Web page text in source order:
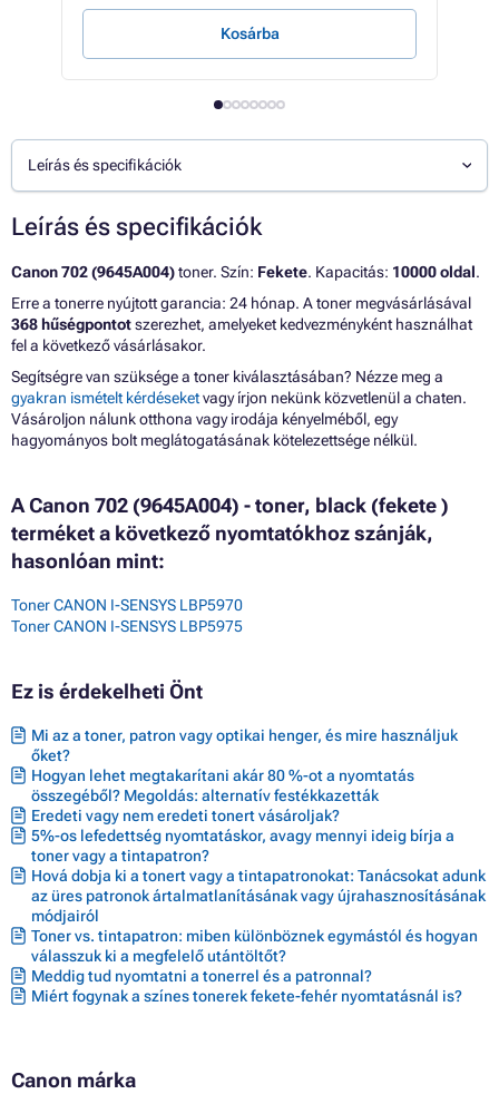
Kosárba
Leírás és specifikációk
Leírás és specifikációk
Canon 702 (9645A004)toner. Szín: Fekete. Kapacitás: 10000 oldal.
Erre a tonerre nyújtott garancia: 24 hónap. A toner megvásárlásával
368 hűségpontotszerezhet, amelyeket kedvezményként használhat
fel a következő vásárlásakor.
Segítségre van szüksége a toner kiválasztásában? Nézze meg a
gyakran ismételt kérdéseketvagy írjon nekünk közvetlenül a chaten.
Vásároljon nálunk otthona vagy irodája kényelméből, egy
hagyományos bolt meglátogatásának kötelezettsége nélkül.
A Canon 702 (9645A004) - toner, black (fekete )
terméket a következő nyomtatókhoz szánják,
hasonlóan mint:
Toner CANON I-SENSYS LBP5970
Toner CANON I-SENSYS LBP5975
Ez is érdekelheti Önt
Mi az a toner, patron vagy optikai henger, és mire használjuk
őket?
Hogyan lehet megtakarítani akár 80 %-ot a nyomtatás
összegéből? Megoldás: alternatív festékkazetták
Eredeti vagy nem eredeti tonert vásároljak?
5%-os lefedettség nyomtatáskor, avagy mennyi ideig bírja a
toner vagy a tintapatron?
Hová dobja ki a tonert vagy a tintapatronokat: Tanácsokat adunk
az üres patronok ártalmatlanításának vagy újrahasznosításának
módjairól
Toner vs. tintapatron: miben különböznek egymástól és hogyan
válasszuk ki a megfelelő utántöltőt?
Meddig tud nyomtatni a tonerrel és a patronnal?
Miért fogynak a színes tonerek fekete-fehér nyomtatásnál is?
Canon márka